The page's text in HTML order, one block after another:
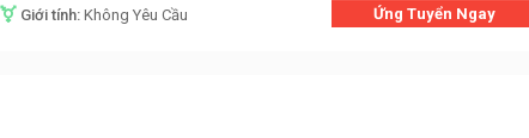
Giới tính: Không Yêu Cầu Ứng Tuyển Ngay